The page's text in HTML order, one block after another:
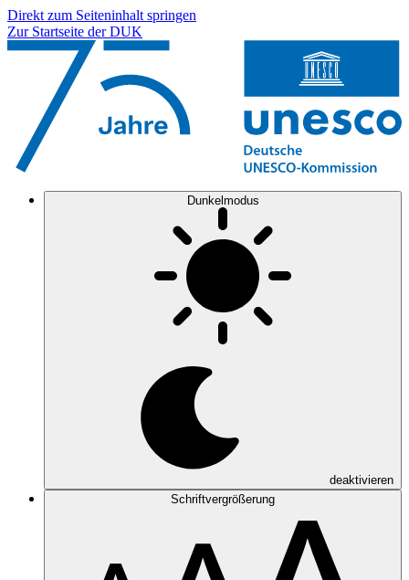
Direkt zum Seiteninhalt springen
Zur Startseite der DUK
Dunkelmodus
deaktivieren
Schriftvergrößerung